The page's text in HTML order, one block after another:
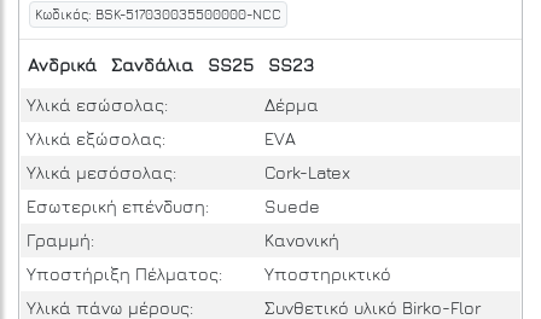
Κωδικός: BSK-517030035500000-NCC
Ανδρικά Σανδάλια SS25
SS23
Υλικά εσώσολας:
Δέρμα
Υλικά εξώσολας:
EVA
Υλικά μεσόσολας:
Cork-Latex
Εσωτερική επένδυση:
Suede
Γραμμή:
Κανονική
Υποστήριξη Πέλματος:
Υποστηρικτικό
Yλικά πάνω μέρους:
Συνθετικό υλικό Birko-Flor